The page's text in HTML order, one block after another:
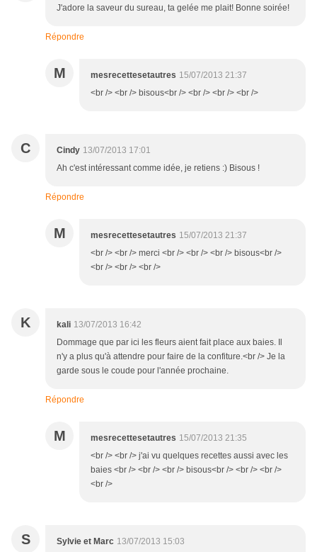
J'adore la saveur du sureau, ta gelée me plait! Bonne soirée!
Répondre
M mesrecettesetautres 15/07/2013 21:37
<br /> <br /> bisous<br /> <br /> <br /> <br />
C Cindy 13/07/2013 17:01
Ah c'est intéressant comme idée, je retiens :) Bisous !
Répondre
M mesrecettesetautres 15/07/2013 21:37
<br /> <br /> merci <br /> <br /> <br /> bisous<br />
<br /> <br /> <br />
K kali 13/07/2013 16:42
Dommage que par ici les fleurs aient fait place aux baies. Il
n'y a plus qu'à attendre pour faire de la confiture.<br /> Je la
garde sous le coude pour l'année prochaine.
Répondre
M mesrecettesetautres 15/07/2013 21:35
<br /> <br /> j'ai vu quelques recettes aussi avec les
baies <br /> <br /> <br /> bisous<br /> <br /> <br />
<br />
S Sylvie et Marc 13/07/2013 15:03